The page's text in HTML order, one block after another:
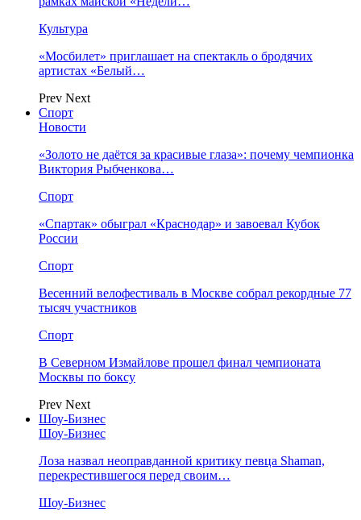
Культура
«Мосбилет» приглашает на спектакль о бродячих
артистах «Белый…
Prev Next
Спорт
Новости
«Золото не даётся за красивые глаза»: почему чемпионка
Виктория Рыбченкова…
Спорт
«Спартак» обыграл «Краснодар» и завоевал Кубок
России
Спорт
Весенний велофестиваль в Москве собрал рекордные 77
тысяч участников
Спорт
В Северном Измайлове прошел финал чемпионата
Москвы по боксу
Prev Next
Шоу-Бизнес
Шоу-Бизнес
Лоза назвал неоправданной критику певца Shaman,
перекрестившегося перед своим…
Шоу-Бизнес